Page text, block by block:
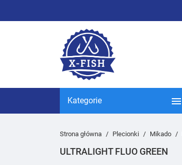
Kategorie 
Strona główna Plecionki Mikado
ULTRALIGHT FLUO GREEN